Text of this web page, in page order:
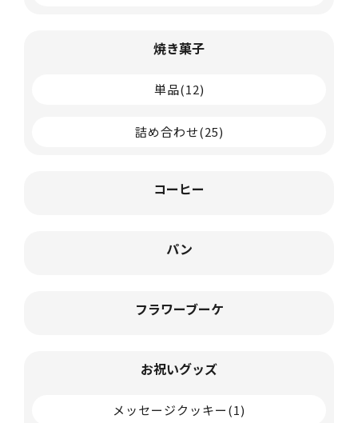
焼き菓子
単品(12)
詰め合わせ(25)
コーヒー
パン
フラワーブーケ
お祝いグッズ
メッセージクッキー(1)